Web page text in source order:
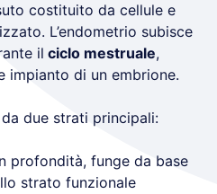
costituito da cellule e
L’endometrio subisce
il ciclo mestruale,
impianto di un embrione.
due strati principali:
profondità, funge da base
strato funzionale